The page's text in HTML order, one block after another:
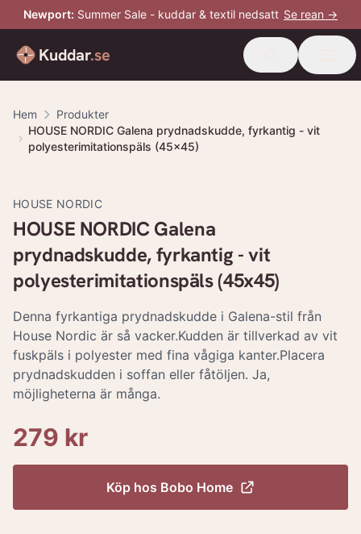
Newport: Summer Sale - kuddar & textil nedsatt Se rean →
Kuddar.se
Hem
Produkter
HOUSE NORDIC Galena prydnadskudde, fyrkantig - vit
polyesterimitationspäls (45x45)
HOUSE NORDIC
HOUSE NORDIC Galena
prydnadskudde, fyrkantig - vit
polyesterimitationspäls (45x45)
Denna fyrkantiga prydnadskudde i Galena-stil från
House Nordic är så vacker.Kudden är tillverkad av vit
fuskpäls i polyester med fina vågiga kanter.Placera
prydnadskudden i soffan eller fåtöljen. Ja,
möjligheterna är många.
279 kr
Köp hos Bobo Home